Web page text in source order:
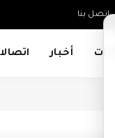
اتصل بنا
أخبار